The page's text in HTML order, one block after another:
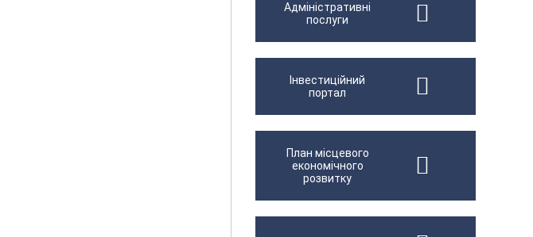
Адміністративні
послуги
Інвестиційний
портал
План місцевого
економічного
розвитку